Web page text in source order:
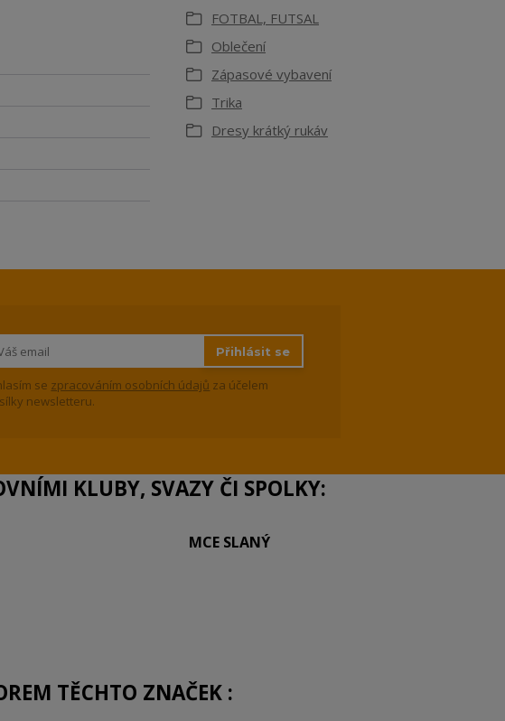
FOTBAL, FUTSAL
Oblečení
Zápasové vybavení
Trika
Dresy krátký rukáv
Přihlásit se
se zpracováním osobních údajů za účelem
newsletteru.
KLUBY, SVAZY ČI SPOLKY:
MCE SLANÝ
TĚCHTO ZNAČEK :